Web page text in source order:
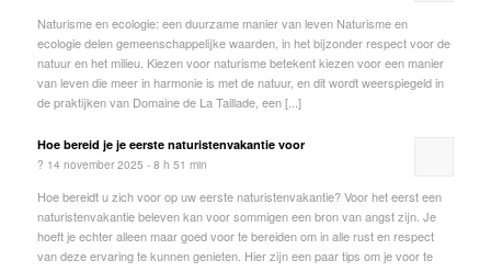
Naturisme en ecologie: een duurzame manier van leven Naturisme en
ecologie delen gemeenschappelijke waarden, in het bijzonder respect voor de
natuur en het milieu. Kiezen voor naturisme betekent kiezen voor een manier
van leven die meer in harmonie is met de natuur, en dit wordt weerspiegeld in
de praktijken van Domaine de La Taillade, een [...]
Hoe bereid je je eerste naturistenvakantie voor
? 14 november 2025 - 8 h 51 min
Hoe bereidt u zich voor op uw eerste naturistenvakantie? Voor het eerst een
naturistenvakantie beleven kan voor sommigen een bron van angst zijn. Je
hoeft je echter alleen maar goed voor te bereiden om in alle rust en respect
van deze ervaring te kunnen genieten. Hier zijn een paar tips om je voor te